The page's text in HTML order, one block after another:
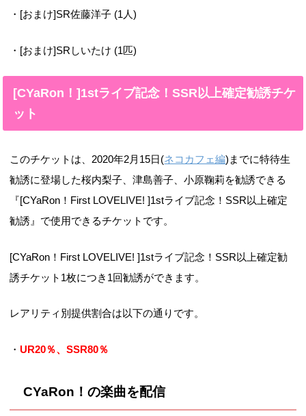
・[おまけ]SR佐藤洋子 (1人)
・[おまけ]SRしいたけ (1匹)
[CYaRon！]1stライブ記念！SSR以上確定勧誘チケ
ット
このチケットは、2020年2月15日(ネコカフェ編)までに特待生
勧誘に登場した桜内梨子、津島善子、小原鞠莉を勧誘できる
『[CYaRon！First LOVELIVE! ]1stライブ記念！SSR以上確定
勧誘』で使用できるチケットです。
[CYaRon！First LOVELIVE! ]1stライブ記念！SSR以上確定勧
誘チケット1枚につき1回勧誘ができます。
レアリティ別提供割合は以下の通りです。
・UR20％、SSR80％
CYaRon！の楽曲を配信